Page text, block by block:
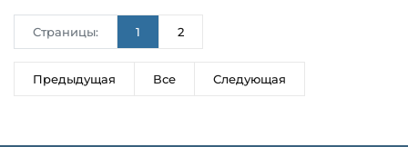
Страницы: 1 2
Предыдущая Все Следующая